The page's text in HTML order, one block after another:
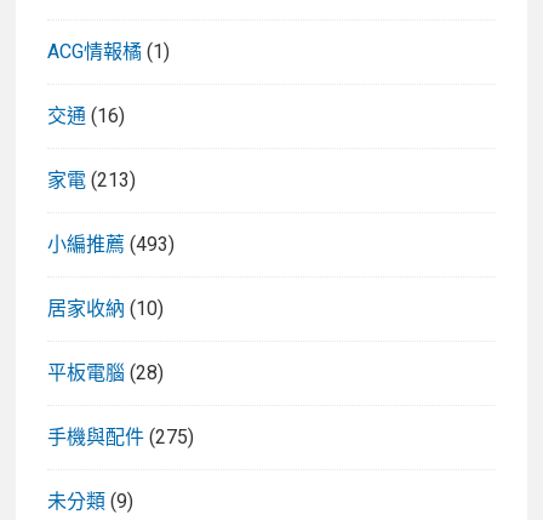
ACG情報橘 (1)
交通 (16)
家電 (213)
小編推薦 (493)
居家收納 (10)
平板電腦 (28)
手機與配件 (275)
未分類 (9)